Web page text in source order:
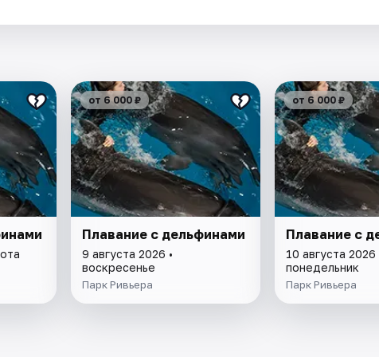
от 6 000 ₽
Плавание с дельфинами
9 августа 2026 •
воскресенье
Парк Ривьера
от 6 000 ₽
Плавание с
10 августа 2026
понедельник
Парк Ривьера